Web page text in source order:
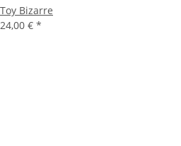
Toy Bizarre
24,00 € *